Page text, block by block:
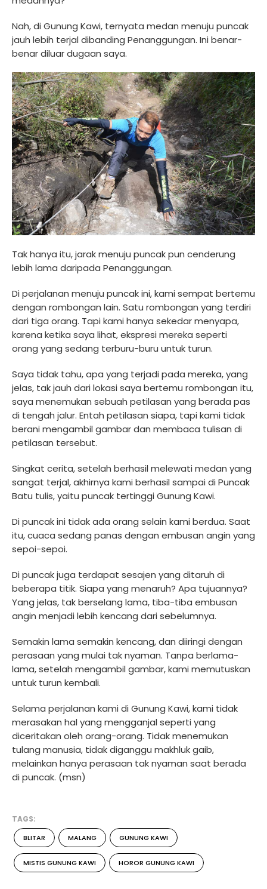
Nah, di Gunung Kawi, ternyata medan menuju puncak
jauh lebih terjal dibanding Penanggungan. Ini benar-
benar diluar dugaan saya.
Tak hanya itu, jarak menuju puncak pun cenderung
lebih lama daripada Penanggungan.
Di perjalanan menuju puncak ini, kami sempat bertemu
dengan rombongan lain. Satu rombongan yang terdiri
dari tiga orang. Tapi kami hanya sekedar menyapa,
karena ketika saya lihat, ekspresi mereka seperti
orang yang sedang terburu-buru untuk turun.
Saya tidak tahu, apa yang terjadi pada mereka, yang
jelas, tak jauh dari lokasi saya bertemu rombongan itu,
saya menemukan sebuah petilasan yang berada pas
di tengah jalur. Entah petilasan siapa, tapi kami tidak
berani mengambil gambar dan membaca tulisan di
petilasan tersebut.
Singkat cerita, setelah berhasil melewati medan yang
sangat terjal, akhirnya kami berhasil sampai di Puncak
Batu tulis, yaitu puncak tertinggi Gunung Kawi.
Di puncak ini tidak ada orang selain kami berdua. Saat
itu, cuaca sedang panas dengan embusan angin yang
sepoi-sepoi.
Di puncak juga terdapat sesajen yang ditaruh di
beberapa titik. Siapa yang menaruh? Apa tujuannya?
Yang jelas, tak berselang lama, tiba-tiba embusan
angin menjadi lebih kencang dari sebelumnya.
Semakin lama semakin kencang, dan diiringi dengan
perasaan yang mulai tak nyaman. Tanpa berlama-
lama, setelah mengambil gambar, kami memutuskan
untuk turun kembali.
Selama perjalanan kami di Gunung Kawi, kami tidak
merasakan hal yang mengganjal seperti yang
diceritakan oleh orang-orang. Tidak menemukan
tulang manusia, tidak diganggu makhluk gaib,
melainkan hanya perasaan tak nyaman saat berada
di puncak. (msn)
TAGS:
BLITAR MALANG GUNUNG KAWI
MISTIS GUNUNG KAWI HOROR GUNUNG KAWI